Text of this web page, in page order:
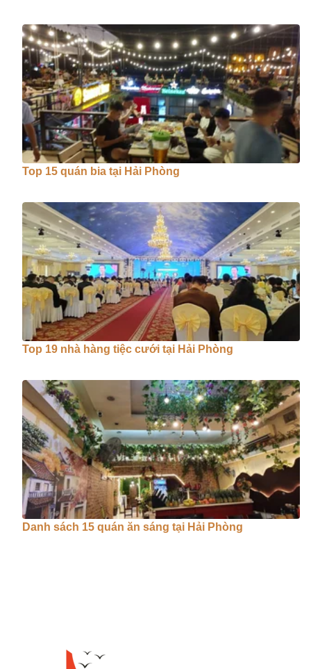
Top 15 quán bia tại Hải Phòng
Top 19 nhà hàng tiệc cưới tại Hải Phòng
Danh sách 15 quán ăn sáng tại Hải Phòng